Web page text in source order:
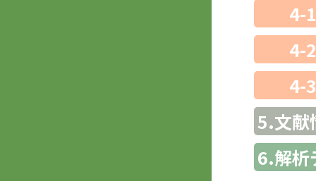
4-
4-
4-
5.文献
6.解析